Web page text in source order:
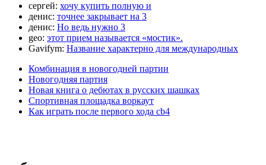
сергей: хочу купить полную и
денис: точнее закрывает на 3
денис: Но ведь нужно 3
geo: этот прием называется «мостик».
Gavifym: Название характерно для международных
Комбинация в новогодней партии
Новогодняя партия
Новая книга о дебютах в русских шашках
Спортивная площадка воркаут
Как играть после первого хода cb4